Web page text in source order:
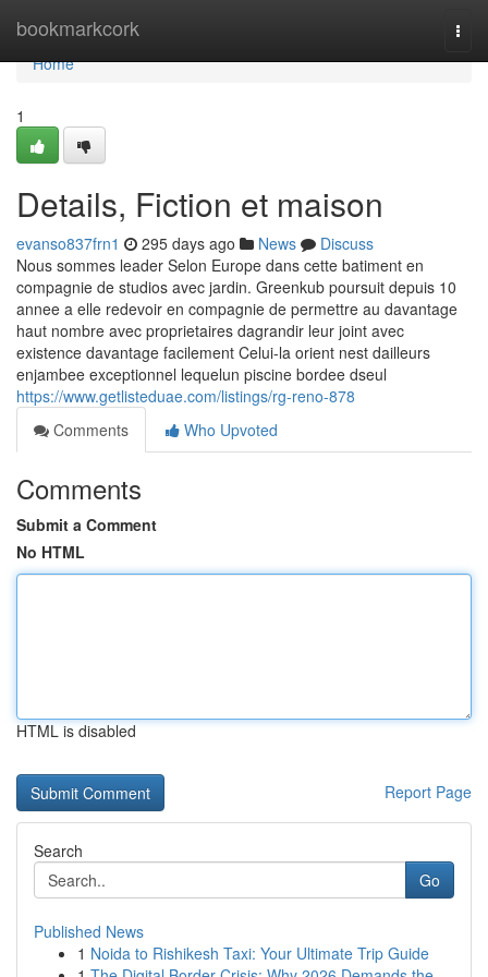
bookmarkcork
Home
Home
1
Details, Fiction et maison
evanso837frn1 295 days ago News
Discuss
Nous sommes leader Selon Europe dans cette batiment en
compagnie de studios avec jardin. Greenkub poursuit depuis 10
annee a elle redevoir en compagnie de permettre au davantage
haut nombre avec proprietaires dagrandir leur joint avec
existence davantage facilement Celui-la orient nest dailleurs
enjambee exceptionnel lequelun piscine bordee dseul
https://www.getlisteduae.com/listings/rg-reno-878
Comments
Who Upvoted
Comments
Submit a Comment
No HTML
HTML is disabled
Report Page
Search
Go
Published News
1 Noida to Rishikesh Taxi: Your Ultimate Trip Guide